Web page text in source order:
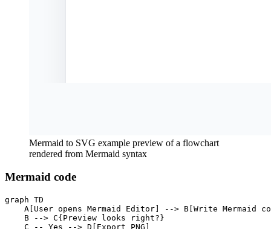
Mermaid to SVG example preview of a flowchart
rendered from Mermaid syntax
Mermaid code
graph TD
A[User opens Mermaid Editor] --> B[Write Mermaid
    B --> C{Preview looks right?}
    C -- Yes --> D[Export PNG]